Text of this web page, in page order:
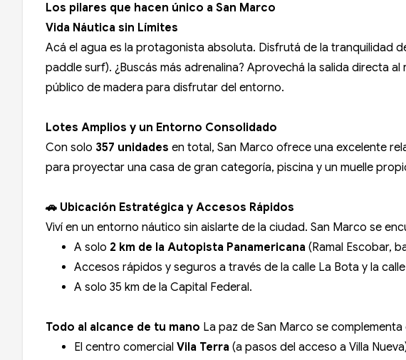
Los pilares que hacen único a San Marco
Vida Náutica sin Límites
Acá el agua es la protagonista absoluta. Disfrutá de la tranquilidad
paddle surf). ¿Buscás más adrenalina? Aprovechá la salida directa
público de madera para disfrutar del entorno.
Lotes Amplios y un Entorno Consolidado
Con solo 357 unidades en total, San Marco ofrece una excelente
para proyectar una casa de gran categoría, piscina y un muelle
🚗 Ubicación Estratégica y Accesos Rápidos
Viví en un entorno náutico sin aislarte de la ciudad. San Marco se
A solo 2 km de la Autopista Panamericana (Ramal Escobar,
Accesos rápidos y seguros a través de la calle La Bota y la
A solo 35 km de la Capital Federal.
Todo al alcance de tu mano La paz de San Marco se
El centro comercial Vila Terra (a pasos del acceso a Villa